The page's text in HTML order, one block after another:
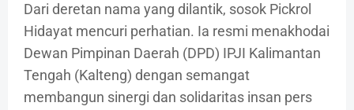
Dari deretan nama yang dilantik, sosok Pickrol
Hidayat mencuri perhatian. Ia resmi menakhodai
Dewan Pimpinan Daerah (DPD) IPJI Kalimantan
Tengah (Kalteng) dengan semangat
membangun sinergi dan solidaritas insan pers